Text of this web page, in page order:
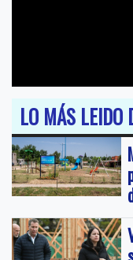
LO MÁS LEIDO